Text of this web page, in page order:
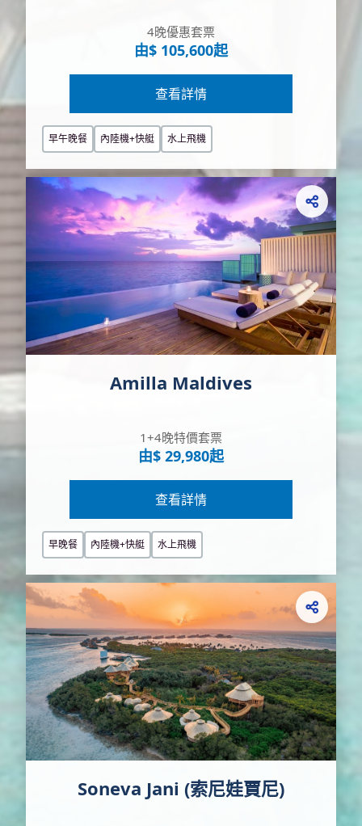
4晚優惠套票
由$ 105,600起
查看詳情
早午晚餐 內陸機+快艇 水上飛機
Amilla Maldives
1+4晚特價套票
由$ 29,980起
查看詳情
早晚餐 內陸機+快艇 水上飛機
Soneva Jani (索尼娃賈尼)